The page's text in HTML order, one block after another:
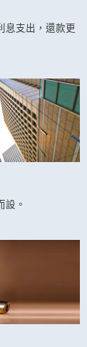
息支出，還款更
設。